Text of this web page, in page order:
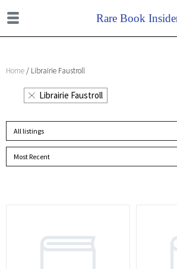
Home / Librairie Faustroll
Librairie Faustroll